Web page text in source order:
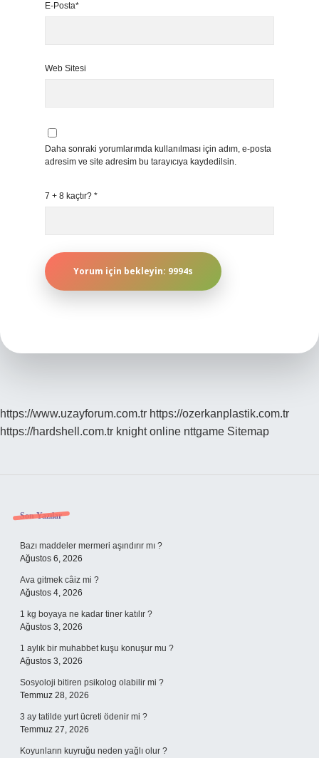
E-Posta*
Web Sitesi
Daha sonraki yorumlarımda kullanılması için adım, e-posta
adresim ve site adresim bu tarayıcıya kaydedilsin.
7 + 8 kaçtır? *
https://www.uzayforum.com.tr https://ozerkanplastik.com.tr
https://hardshell.com.tr knight online nttgame Sitemap
Sidebar
Son Yazılar
Bazı maddeler mermeri aşındırır mı ?
Ağustos 6, 2026
Ava gitmek câiz mi ?
Ağustos 4, 2026
1 kg boyaya ne kadar tiner katılır ?
Ağustos 3, 2026
1 aylık bir muhabbet kuşu konuşur mu ?
Ağustos 3, 2026
Sosyoloji bitiren psikolog olabilir mi ?
Temmuz 28, 2026
3 ay tatilde yurt ücreti ödenir mi ?
Temmuz 27, 2026
Koyunların kuyruğu neden yağlı olur ?